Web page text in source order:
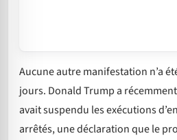
Aucune autre manifestation n’a
jours. Donald Trump a
avait suspendu les exécutions
arrêtés, une déclaration que le